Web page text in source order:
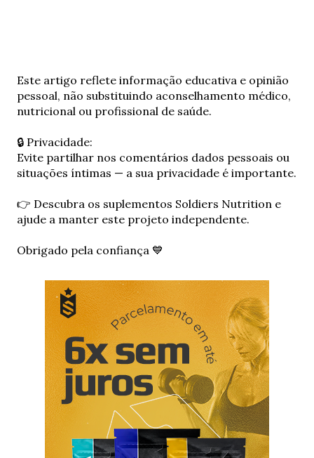
E
n
v
a
r
u
c
o
e
Este artigo reflete informação educativa e opinião
pessoal, não substituindo aconselhamento médico,
nutricional ou profissional de saúde.
🔒 Privacidade:
Evite partilhar nos comentários dados pessoais ou
situações íntimas — a sua privacidade é importante.
👉 Descubra os suplementos Soldiers Nutrition e
ajude a manter este projeto independente.
Obrigado pela confiança 💙